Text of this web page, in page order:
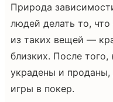
Природа
людей делать то,
из таких вещей —
близких. После
украдены и проданы,
игры в покер.